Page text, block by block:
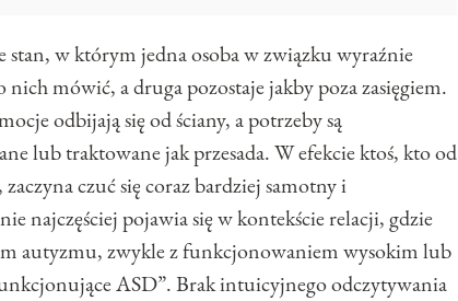
stan, w którym jedna osoba w związku wyraźnie
mówić, a druga pozostaje jakby poza zasięgiem.
odbijają się od ściany, a potrzeby są
lub traktowane jak przesada. W efekcie ktoś, kto od
czuć się coraz bardziej samotny i
najczęściej pojawia się w kontekście relacji, gdzie
autyzmu, zwykle z funkcjonowaniem wysokim lub
ASD”. Brak intuicyjnego odczytywania